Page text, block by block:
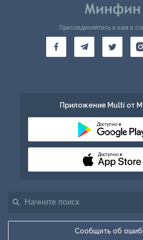
Сообщить об
Присоединяйтесь к нам в
Приложение Multi от
Доступно в
Доступно в